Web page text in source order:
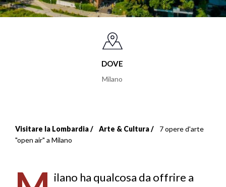
DOVE
Milano
Briciole
pane
Visitare la Lombardia Arte & Cultura
7 opere d'arte
"open air" a Milano
ilano ha qualcosa da offrire a